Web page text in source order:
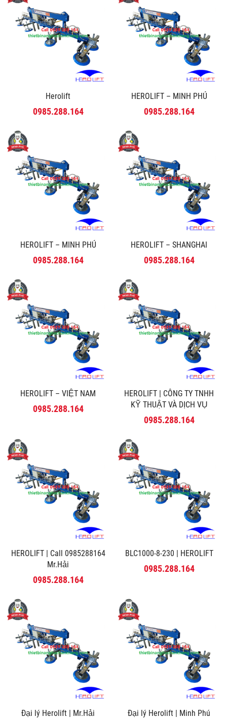
Herolift
0985.288.164
HEROLIFT – MINH PHÚ
0985.288.164
HEROLIFT – MINH PHÚ
0985.288.164
HEROLIFT – SHANGHAI
0985.288.164
HEROLIFT – VIỆT NAM
0985.288.164
HEROLIFT | CÔNG TY TNHH
KỸ THUẬT VÀ DỊCH VỤ
MINH PHÚ
0985.288.164
HEROLIFT | Call 0985288164
Mr.Hải
0985.288.164
BLC1000-8-230 | HEROLIFT
0985.288.164
Đại lý Herolift | Mr.Hải
Đại lý Herolift | Minh Phú